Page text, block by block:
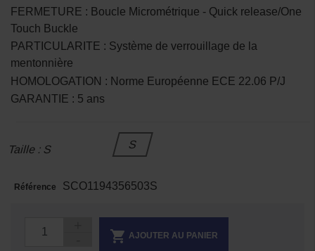
FERMETURE : Boucle Micrométrique - Quick release/One
Touch Buckle
PARTICULARITE : Système de verrouillage de la
mentonnière
HOMOLOGATION : Norme Européenne ECE 22.06 P/J
GARANTIE : 5 ans
Taille : S S
Référence SCO1194356503S
 AJOUTER AU PANIER